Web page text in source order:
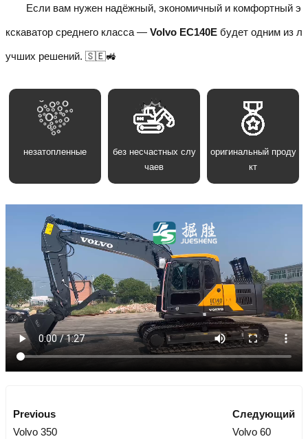
Если вам нужен надёжный, экономичный и комфортный э
кскаватор среднего класса — Volvo EC140E будет одним из л
учших решений. 🇸🇪🚜
незатопленные
без несчастных слу
чаев
оригинальный проду
кт
Previous
Volvo 350
Следующий
Volvo 60